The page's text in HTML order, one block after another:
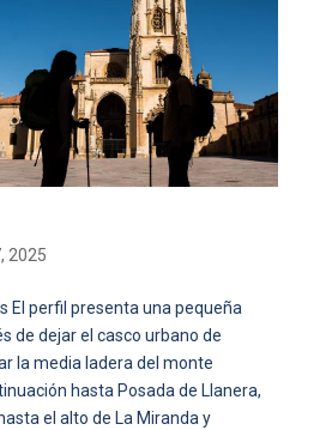
2025
El perfil presenta una pequeña
de dejar el casco urbano de
la media ladera del monte
hasta Posada de Llanera,
el alto de La Miranda y